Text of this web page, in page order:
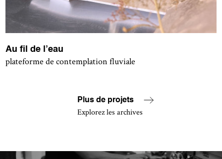
Au fil de l’eau
plateforme de contemplation fluviale
Plus de projets
Explorez les archives